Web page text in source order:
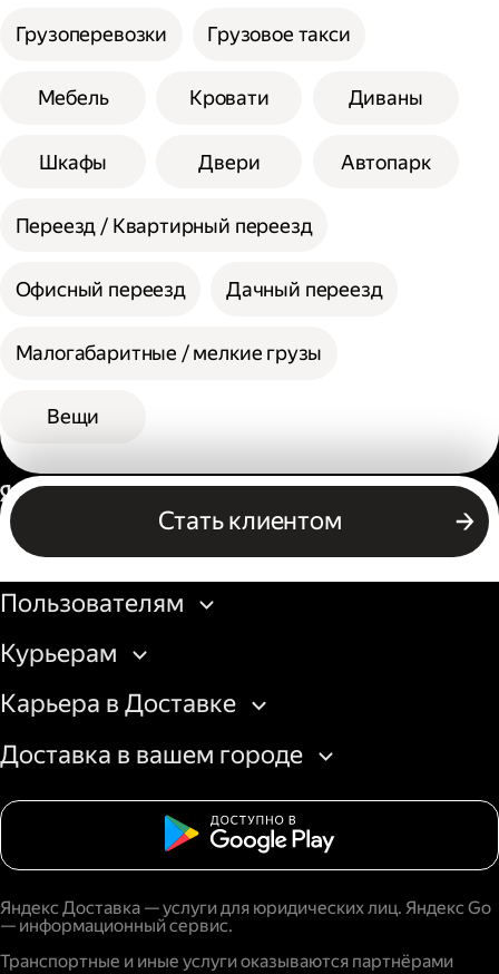
Выберите способ оплаты.
см при выборе помощи одного грузчика, а
допустимая сумма сторон 300 см, а вес
Грузоперевозки Грузовое такси
Мебель Кровати Диваны
Шкафы Двери Автопарк
Переезд / Квартирный переезд
Офисный переезд Дачный переезд
Малогабаритные / мелкие грузы
Вещи
Стать клиентом
Россия
Бизнесу
Пользователям
Курьерам
Карьера в Доставке
Доставка в вашем городе
Яндекс Доставка — услуги для юридических лиц. Яндекс Go
— информационный сервис.
Транспортные и иные услуги оказываются партнёрами